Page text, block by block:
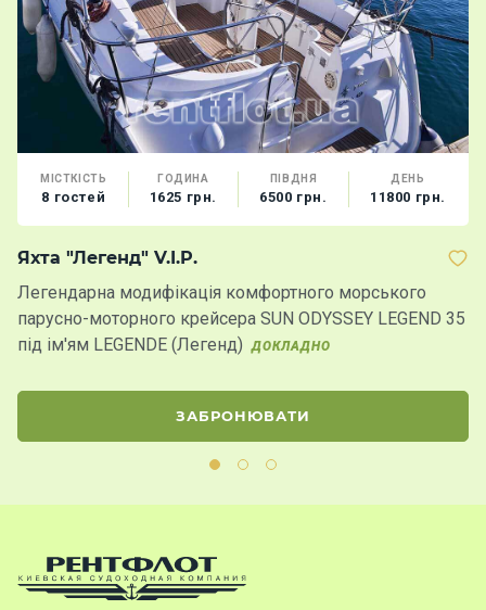
МІСТКІСТЬ
8 гостей
ГОДИНА
1625 грн.
ПІВДНЯ
6500 грн.
ДЕНЬ
11800 грн.
Яхта "Легенд" V.I.P.
Легендарна модифікація комфортного морського
парусно-моторного крейсера SUN ODYSSEY LEGEND 35
під ім'ям LEGENDE (Легенд)
ДОКЛАДНО
ЗАБРОНЮВАТИ